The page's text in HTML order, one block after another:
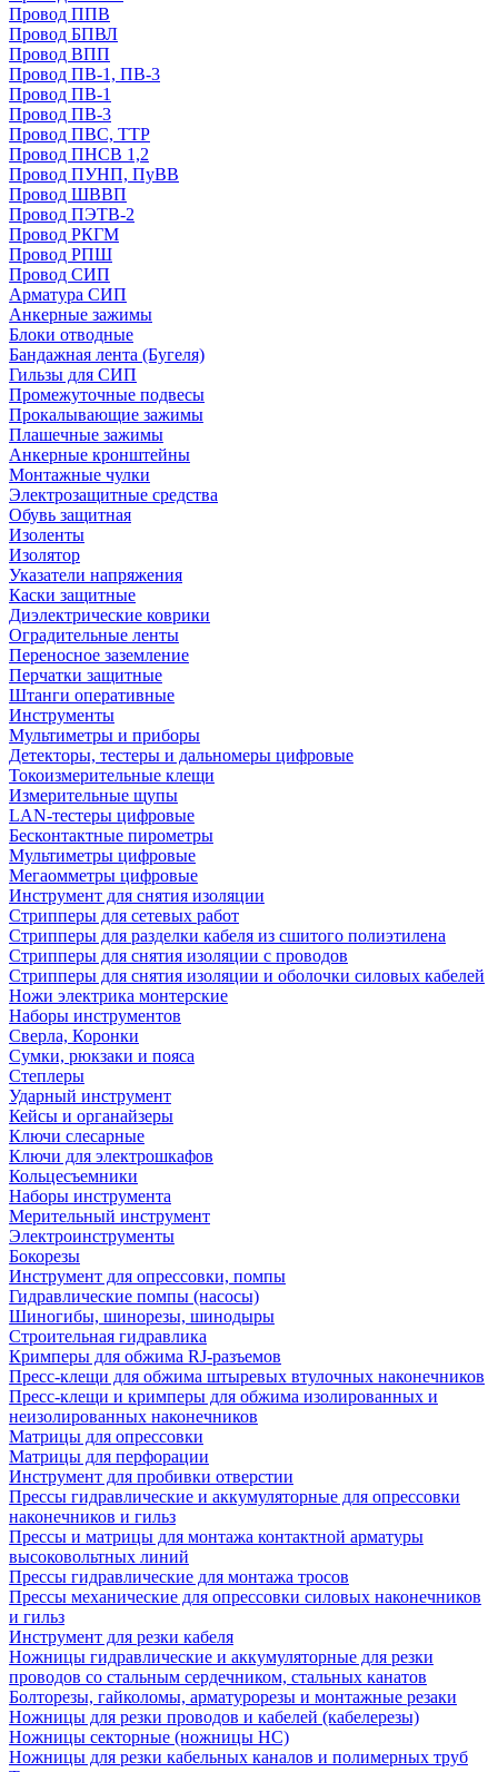
Провод ППВ
Провод БПВЛ
Провод ВПП
Провод ПВ-1, ПВ-3
Провод ПВ-1
Провод ПВ-3
Провод ПВС, ТТР
Провод ПНСВ 1,2
Провод ПУНП, ПуВВ
Провод ШВВП
Провод ПЭТВ-2
Провод РКГМ
Провод РПШ
Провод СИП
Арматура СИП
Анкерные зажимы
Блоки отводные
Бандажная лента (Бугеля)
Гильзы для СИП
Промежуточные подвесы
Прокалывающие зажимы
Плашечные зажимы
Анкерные кронштейны
Монтажные чулки
Электрозащитные средства
Обувь защитная
Изоленты
Изолятор
Указатели напряжения
Каски защитные
Диэлектрические коврики
Оградительные ленты
Переносное заземление
Перчатки защитные
Штанги оперативные
Инструменты
Мультиметры и приборы
Детекторы, тестеры и дальномеры цифровые
Токоизмерительные клещи
Измерительные щупы
LAN-тестеры цифровые
Бесконтактные пирометры
Мультиметры цифровые
Мегаомметры цифровые
Инструмент для снятия изоляции
Стрипперы для сетевых работ
Стрипперы для разделки кабеля из сшитого полиэтилена
Cтрипперы для снятия изоляции с проводов
Стрипперы для снятия изоляции и оболочки силовых кабелей
Ножи электрика монтерские
Наборы инструментов
Сверла, Коронки
Сумки, рюкзаки и пояса
Степлеры
Ударный инструмент
Кейсы и органайзеры
Ключи слесарные
Ключи для электрошкафов
Кольцесъемники
Наборы инструмента
Мерительный инструмент
Электроинструменты
Бокорезы
Инструмент для опрессовки, помпы
Гидравлические помпы (насосы)
Шиногибы, шинорезы, шинодыры
Строительная гидравлика
Кримперы для обжима RJ-разъемов
Пресс-клещи для обжима штыревых втулочных наконечников
Пресс-клещи и кримперы для обжима изолированных и
неизолированных наконечников
Матрицы для опрессовки
Матрицы для перфорации
Инструмент для пробивки отверстии
Прессы гидравлические и аккумуляторные для опрессовки
наконечников и гильз
Прессы и матрицы для монтажа контактной арматуры
высоковольтных линий
Прессы гидравлические для монтажа тросов
Прессы механические для опрессовки силовых наконечников
и гильз
Инструмент для резки кабеля
Ножницы гидравлические и аккумуляторные для резки
проводов со стальным сердечником, стальных канатов
Болторезы, гайколомы, арматурорезы и монтажные резаки
Ножницы для резки проводов и кабелей (кабелерезы)
Ножницы секторные (ножницы НС)
Ножницы для резки кабельных каналов и полимерных труб